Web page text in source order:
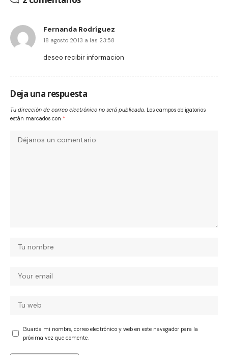
Fernanda Rodríguez
18 agosto 2013 a las 23:58
deseo recibir informacion
Deja una respuesta
Tu dirección de correo electrónico no será publicada. Los campos obligatorios
están marcados con *
Guarda mi nombre, correo electrónico y web en este navegador para la
próxima vez que comente.